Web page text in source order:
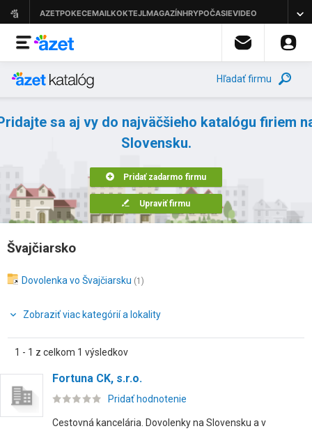
Hľadať firmu
sa aj vy do najväčšieho katalógu firiem
Slovensku.
Pridať zadarmo firmu
Upraviť firmu
Švajčiarsko
Dovolenka vo Švajčiarsku (1)
Zobraziť viac kategórií a lokality
1 - 1 z celkom 1 výsledkov
Fortuna CK, s.r.o.
Pridať hodnotenie
Cestovná kancelária. Dovolenky na Slovensku a v